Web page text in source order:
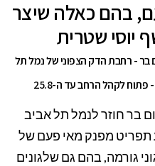
בהם כאלה שיצר
יוסי שטרית
בר - רחבת הדק הצפוני של נמל תל
פתוח לקהל הרחב עד ה-25.8
בר חוזר לנמל תל אביב
תפריט מפנק מאי פעם של
גורמה, בהם גם שלגונים